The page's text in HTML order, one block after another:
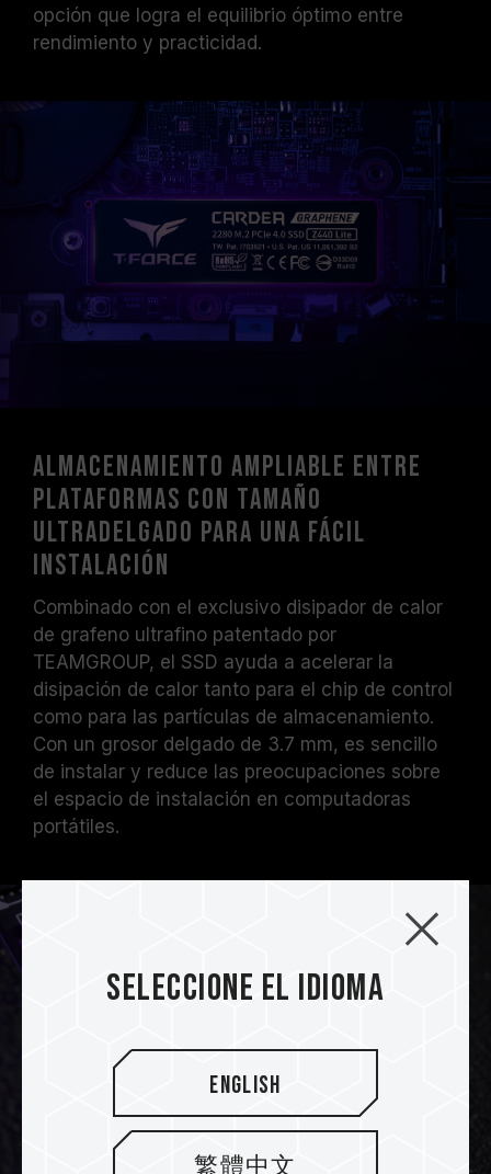
opción que logra el equilibrio óptimo entre
rendimiento y practicidad.
Almacenamiento ampliable entre
plataformas con tamaño
ultradelgado para una fácil
instalación
Combinado con el exclusivo disipador de calor
de grafeno ultrafino patentado por
TEAMGROUP, el SSD ayuda a acelerar la
disipación de calor tanto para el chip de control
como para las partículas de almacenamiento.
Con un grosor delgado de 3.7 mm, es sencillo
de instalar y reduce las preocupaciones sobre
el espacio de instalación en computadoras
portátiles.
Seleccione el idioma
English
繁體中文